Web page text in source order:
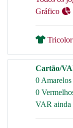
Gráfico
Cartão/
0 Amarelos
0
VAR ainda